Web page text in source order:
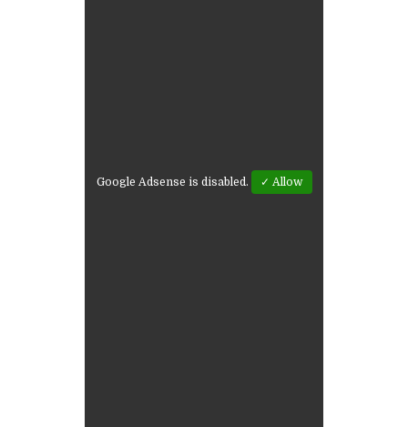
Google Adsense is disabled. ✓ Allow